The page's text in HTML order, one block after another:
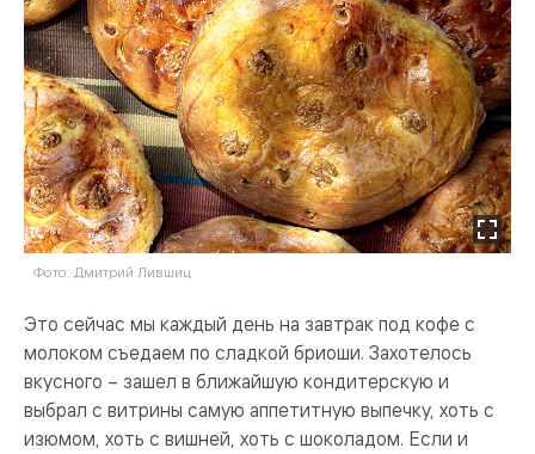
Фото: Дмитрий Лившиц
Это сейчас мы каждый день на завтрак под кофе с
молоком съедаем по сладкой бриоши. Захотелось
вкусного – зашел в ближайшую кондитерскую и
выбрал с витрины самую аппетитную выпечку, хоть с
изюмом, хоть с вишней, хоть с шоколадом. Если и